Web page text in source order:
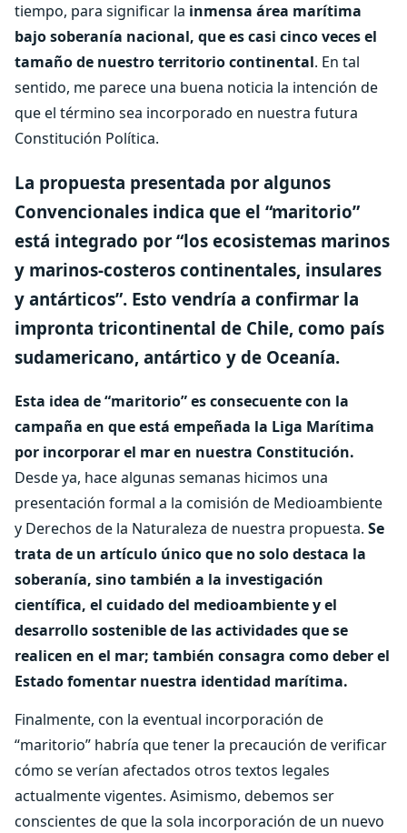
tiempo, para significar la inmensa área marítima
bajo soberanía nacional, que es casi cinco veces el
tamaño de nuestro territorio continental. En tal
sentido, me parece una buena noticia la intención de
que el término sea incorporado en nuestra futura
Constitución Política.
La propuesta presentada por algunos
Convencionales indica que el “maritorio”
está integrado por “los ecosistemas marinos
y marinos-costeros continentales, insulares
y antárticos”. Esto vendría a confirmar la
impronta tricontinental de Chile, como país
sudamericano, antártico y de Oceanía.
Esta idea de “maritorio” es consecuente con la
campaña en que está empeñada la Liga Marítima
por incorporar el mar en nuestra Constitución.
Desde ya, hace algunas semanas hicimos una
presentación formal a la comisión de Medioambiente
y Derechos de la Naturaleza de nuestra propuesta. Se
trata de un artículo único que no solo destaca la
soberanía, sino también a la investigación
científica, el cuidado del medioambiente y el
desarrollo sostenible de las actividades que se
realicen en el mar; también consagra como deber el
Estado fomentar nuestra identidad marítima.
Finalmente, con la eventual incorporación de
“maritorio” habría que tener la precaución de verificar
cómo se verían afectados otros textos legales
actualmente vigentes. Asimismo, debemos ser
conscientes de que la sola incorporación de un nuevo